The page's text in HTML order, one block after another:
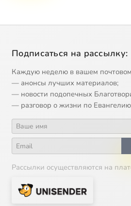
Подписаться на рассылку:
Каждую неделю в вашем
— анонсы лучших материалов;
— новости подопечных
— разговор о жизни по
Рассылки осуществляются на